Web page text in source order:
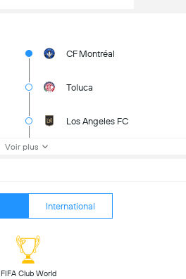
CF Montréal
Toluca
Los Angeles FC
Voir plus
International
FIFA Club World